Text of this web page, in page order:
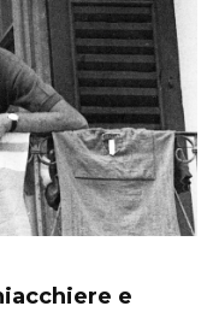
e